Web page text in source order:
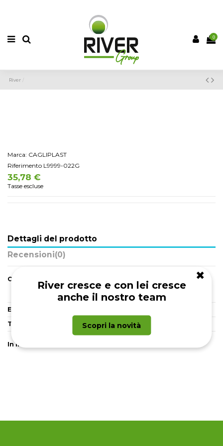
✖
River cresce e con lei cresce
anche il nostro team
Scopri la novità
0
River
Marca: CAGLIPLAST
Riferimento L9999-022G
35,78 €
Tasse escluse
Dettagli del prodotto
Recensioni(0)
Campi di applicazione
Cleaning management
Ho.re.ca.
Industria
E-COMMERCE
Tipo prodotto
Sacchi nettezza urbana / bio
In magazzino